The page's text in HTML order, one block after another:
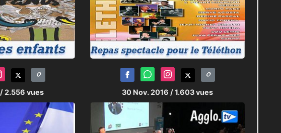
/ 2.556 vues 30 Nov. 2016 / 1.603 vues